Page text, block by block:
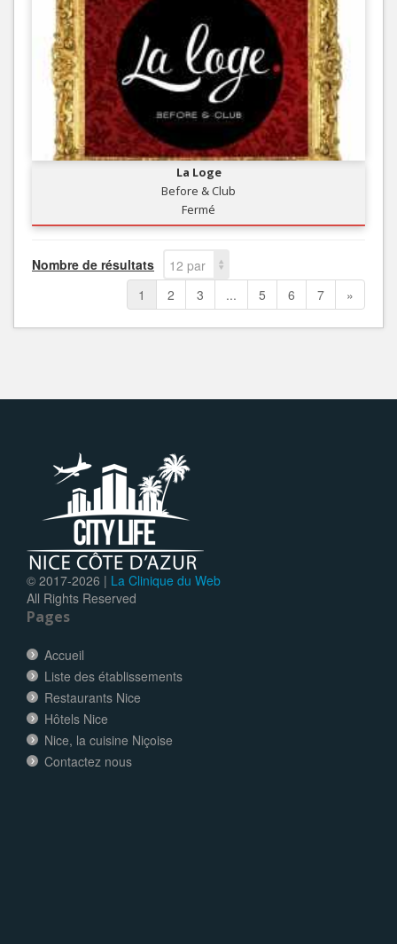
La Loge
Before & Club
Fermé
Nombre de résultats
12 par
page
1 2 3 ... 5 6 7 »
© 2017-2026 | La Clinique du Web
All Rights Reserved
Pages
Accueil
Liste des établissements
Restaurants Nice
Hôtels Nice
Nice, la cuisine Niçoise
Contactez nous